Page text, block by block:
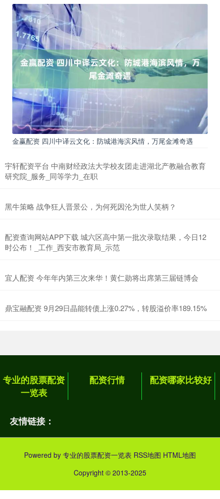
金赢配资 四川中译云文化：防城港海滨风情，万尾金滩奇遇
宇轩配资平台 中南财经政法大学校友团走进湖北产教融合教育
研究院_服务_同等学力_在职
黑牛策略 战争狂人晋景公，为何死因沦为世人笑柄？
配资查询网站APP下载 城六区高中第一批次录取结果，今日12
时公布！_工作_西安市教育局_示范
宜人配资 今年年内第三次来华！黄仁勋将出席第三届链博会
鼎宝融配资 9月29日晶能转债上涨0.27%，转股溢价率189.15%
专业的股票配资
一览表
配资行情 配资哪家比较好
友情链接：
Powered by 专业的股票配资一览表 RSS地图 HTML地图
Copyright © 2013-2025